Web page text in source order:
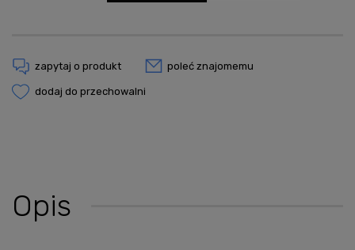
zapytaj o produkt poleć znajomemu
dodaj do przechowalni
Opis